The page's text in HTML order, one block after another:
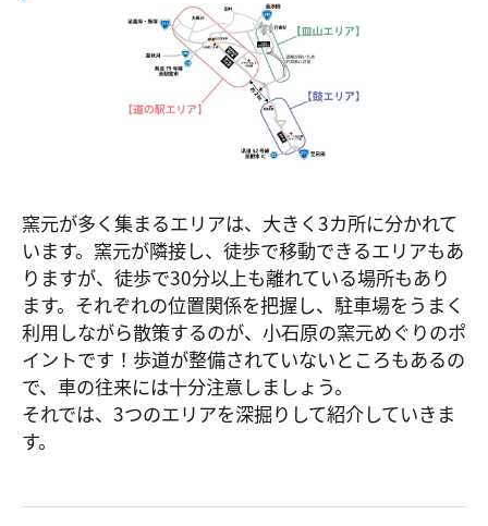
窯元が多く集まるエリアは、大きく3カ所に分かれて
います。窯元が隣接し、徒歩で移動できるエリアもあ
りますが、徒歩で30分以上も離れている場所もあり
ます。それぞれの位置関係を把握し、駐車場をうまく
利用しながら散策するのが、小石原の窯元めぐりのポ
イントです！歩道が整備されていないところもあるの
で、車の往来には十分注意しましょう。
それでは、3つのエリアを深掘りして紹介していきま
す。